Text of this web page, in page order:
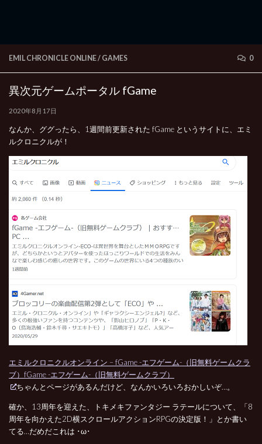
EMIL CHRONICLE ONLINE/ GAMES 0
異次元ゲームポータル fGame
2020年8月17日
なんか、ググったら、1週間前更新された fGame というサイトに、エミ
ルクロニクルが！
エミルクロニクルオンライン – fGame -エフゲーム-（旧無料ゲームクラ
ブ）fGame -エフゲーム-（旧無料ゲームクラブ）
ちゃんとページがあるんだけど、なんかいろいろおかしいぞ…。
確か、13周年を迎えた、トキメキファンタジー ラテールについて、「8
周年を向かえた2D横スクロールアクションRPGの決定版！」とか書い
てる…だめだこれは ･ω･